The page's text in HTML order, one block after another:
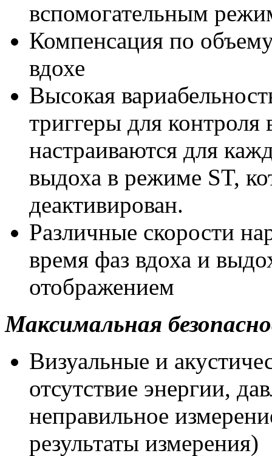
вспомогательным
Компенсация по
вдохе
Высокая
триггеры для
настраиваются для
выдоха в режиме ST,
деактивирован.
Различные скорости
время фаз вдоха и
отображением
Максимальная
Визуальные и
отсутствие энергии,
неправильное
результаты измерения)